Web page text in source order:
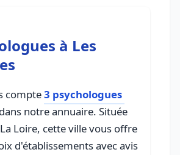
à Les
compte3 psychologues
notre annuaire. Située
Loire, cette ville vous offre
d'établissements avec avis